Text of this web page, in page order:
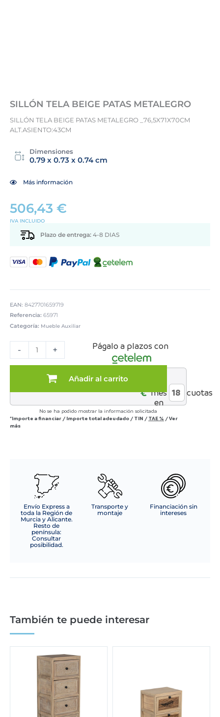
SILLÓN TELA BEIGE PATAS METALEGRO
SILLÓN TELA BEIGE PATAS METALEGRO _76,5X71X70CM
ALT.ASIENTO:43CM
Dimensiones
0.79 x 0.73 x 0.74 cm
Más información
506,43 €
IVA INCLUIDO
Plazo de entrega: 4-8 DIAS
EAN: 8427701659719
Referencia: 65971
Categoría: Mueble Auxiliar
-
PATAS
METALEGRO
+
Añadir al carrito
Págalo a plazos con
€*mes
en
cuotas
No se ha podido mostrar la información solicitada
*Importe a financiar / Importe total adeudado / TIN / TAE % /Ver
más
Envío Express a
toda la Región de
Murcia y Alicante.
Resto de
península:
Consultar
posibilidad.
Transporte y
montaje
Financiación sin
intereses
También te puede interesar